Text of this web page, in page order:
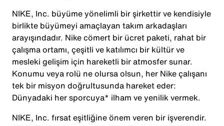
NIKE, Inc. büyüme yönelimli bir şirkettir ve kendisiyle
birlikte büyümeyi amaçlayan takım arkadaşları
arayışındadır. Nike cömert bir ücret paketi, rahat bir
çalışma ortamı, çeşitli ve katılımcı bir kültür ve
mesleki gelişim için hareketli bir atmosfer sunar.
Konumu veya rolü ne olursa olsun, her Nike çalışanı
tek bir misyon doğrultusunda hareket eder:
Dünyadaki her sporcuya* ilham ve yenilik vermek.
NIKE, Inc. fırsat eşitliğine önem veren bir işverendir.